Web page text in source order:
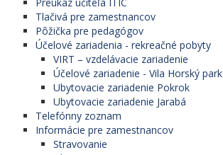
Tlačivá pre zamestnancov
Pôžička pre pedagógov
Účelové zariadenia - rekreačné pobyty
VIRT – vzdelávacie zariadenie
Účelové zariadenie - Vila Horský park
Ubytovacie zariadenie Pokrok
Ubytovacie zariadenie Jarabá
Telefónny zoznam
Informácie pre zamestnancov
Stravovanie